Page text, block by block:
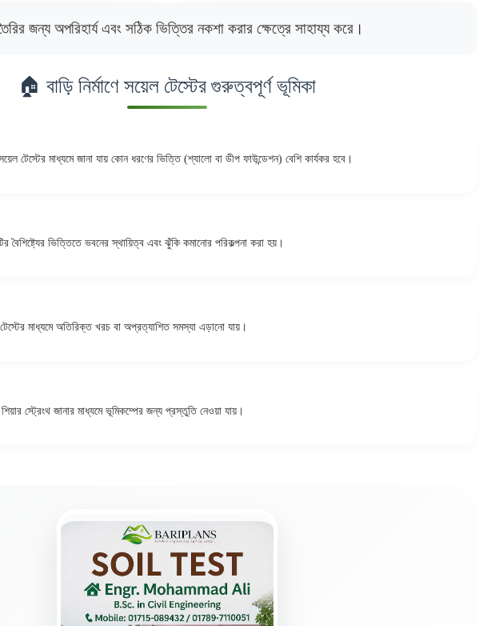
জন্য অপরিহার্য এবং সঠিক ভিত্তির নকশা করার ক্ষেত্রে সাহায্য করে।
🏠 বাড়ি নির্মাণে সয়েল টেস্টের গুরুত্বপূর্ণ ভূমিকা
টেস্টের মাধ্যমে জানা যায় কোন ধরণের ভিত্তি (শ্যালো বা ডীপ ফাউন্ডেশন) বেশি কার্যকর হবে।
বৈশিষ্ট্যের ভিত্তিতে ভবনের স্থায়িত্ব এবং ঝুঁকি কমানোর পরিকল্পনা করা হয়।
মাধ্যমে অতিরিক্ত খরচ বা অপ্রত্যাশিত সমস্যা এড়ানো যায়।
শিয়ার স্ট্রেংথ জানার মাধ্যমে ভূমিকম্পের জন্য প্রস্তুতি নেওয়া যায়।